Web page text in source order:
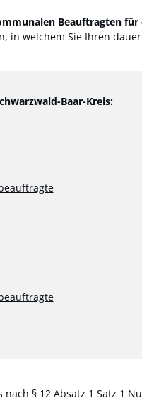
Beauftragten für
in welchem Sie Ihren
Baar-Kreis:
§ 12 Absatz 1 Satz 1